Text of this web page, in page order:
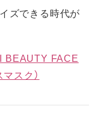
ズできる時代が
BEAUTY FACE
スク）